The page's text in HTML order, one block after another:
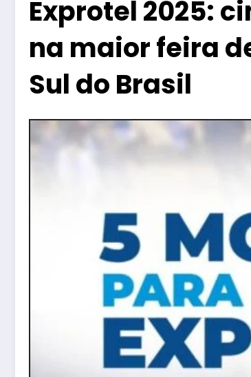
Exprotel 2025:
na maior feira
Sul do Brasil